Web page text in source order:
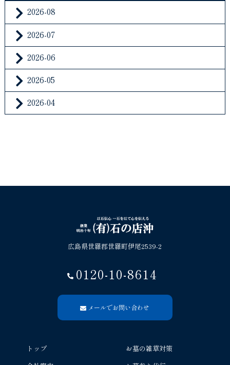
2026-08
2026-07
2026-06
2026-05
2026-04
広島県世羅郡世羅町伊尾2539-2
0120-10-8614
メールでお問い合わせ
トップ
お墓の雑草対策